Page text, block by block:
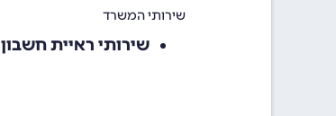
שירותי המשרד
שירותי ראיית חשבון